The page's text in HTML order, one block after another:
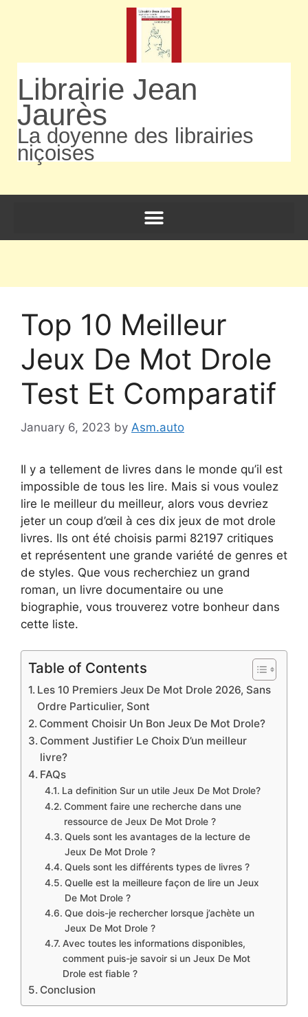
Librairie Jean
Jaurès
La doyenne des librairies
niçoises
Top 10 Meilleur
Jeux De Mot Drole
Test Et Comparatif
January 6, 2023 by Asm.auto
Il y a tellement de livres dans le monde qu’il est
impossible de tous les lire. Mais si vous voulez
lire le meilleur du meilleur, alors vous devriez
jeter un coup d’œil à ces dix jeux de mot drole
livres. Ils ont été choisis parmi 82197 critiques
et représentent une grande variété de genres et
de styles. Que vous recherchiez un grand
roman, un livre documentaire ou une
biographie, vous trouverez votre bonheur dans
cette liste.
Table of Contents
Les 10 Premiers Jeux De Mot Drole 2026, Sans
Ordre Particulier, Sont
Comment Choisir Un Bon Jeux De Mot Drole?
Comment Justifier Le Choix D’un meilleur
livre?
FAQs
La definition Sur un utile Jeux De Mot Drole?
Comment faire une recherche dans une
ressource de Jeux De Mot Drole ?
Quels sont les avantages de la lecture de
Jeux De Mot Drole ?
Quels sont les différents types de livres ?
Quelle est la meilleure façon de lire un Jeux
De Mot Drole ?
Que dois-je rechercher lorsque j’achète un
Jeux De Mot Drole ?
Avec toutes les informations disponibles,
comment puis-je savoir si un Jeux De Mot
Drole est fiable ?
Conclusion